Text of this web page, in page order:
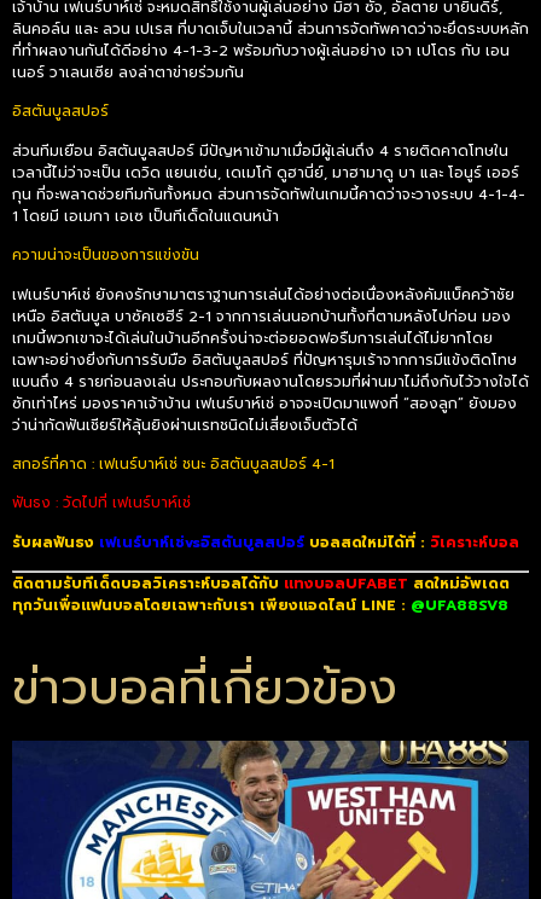
เจ้าบ้าน เฟเนร์บาห์เช่ จะหมดสิทธิ์ใช้งานผู้เล่นอย่าง มิฮา ซัจ, อัลตาย บายินดิร์,
ลินคอล์น และ ลวน เปเรส ที่บาดเจ็บในเวลานี้ ส่วนการจัดทัพคาดว่าจะยึดระบบหลัก
ที่ทำผลงานกันได้ดีอย่าง 4-1-3-2 พร้อมกับวางผู้เล่นอย่าง เจา เปโดร กับ เอน
เนอร์ วาเลนเซีย ลงล่าตาข่ายร่วมกัน
อิสตันบูลสปอร์
ส่วนทีมเยือน อิสตันบูลสปอร์ มีปัญหาเข้ามาเมื่อมีผู้เล่นถึง 4 รายติดคาดโทษใน
เวลานี้ไม่ว่าจะเป็น เดวิด แยนเซ่น, เดเมโก้ ดูฮานี่ย์, มาฮามาดู บา และ โอนูร์ เออร์
กุน ที่จะพลาดช่วยทีมกันทั้งหมด ส่วนการจัดทัพในเกมนี้คาดว่าจะวางระบบ 4-1-4-
1 โดยมี เอเมกา เอเซ เป็นทีเด็ดในแดนหน้า
ความน่าจะเป็นของการแข่งขัน
เฟเนร์บาห์เช่ ยังคงรักษามาตราฐานการเล่นได้อย่างต่อเนื่องหลังคัมแบ็คคว้าชัย
เหนือ อิสตันบูล บาซัคเซฮีร์ 2-1 จากการเล่นนอกบ้านทั้งที่ตามหลังไปก่อน มอง
เกมนี้พวกเขาจะได้เล่นในบ้านอีกครั้งน่าจะต่อยอดฟอรืมการเล่นได้ไม่ยากโดย
เฉพาะอย่างยิ่งกับการรับมือ อิสตันบูลสปอร์ ที่ปัญหารุมเร้าจากการมีแข้งติดโทษ
แบนถึง 4 รายก่อนลงเล่น ประกอบกับผลงานโดยรวมที่ผ่านมาไม่ถึงกับไว้วางใจได้
ซักเท่าไหร่ มองราคาเจ้าบ้าน เฟเนร์บาห์เช่ อาจจะเปิดมาแพงที่ “สองลูก” ยังมอง
ว่าน่ากัดฟันเชียร์ให้ลุ้นยิงผ่านเรทชนิดไม่เสี่ยงเจ็บตัวได้
สกอร์ที่คาด : เฟเนร์บาห์เช่ ชนะ อิสตันบูลสปอร์ 4-1
ฟันธง : วัดไปที่ เฟเนร์บาห์เช่
รับผลฟันธง เฟเนร์บาห์เช่vsอิสตันบูลสปอร์ บอลสดใหม่ได้ที่ : วิเคราะห์บอล
ติดตามรับทีเด็ดบอลวิเคราะห์บอลได้กับ แทงบอลUFABET สดใหม่อัพเดต
ทุกวันเพื่อแฟนบอลโดยเฉพาะกับเรา เพียงแอดไลน์ LINE : @UFA88SV8
ข่าวบอลที่เกี่ยวข้อง